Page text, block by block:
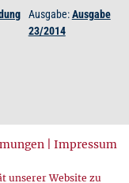
Ausgabe:Ausgabe
23/2014
Impressum
unserer Website zu